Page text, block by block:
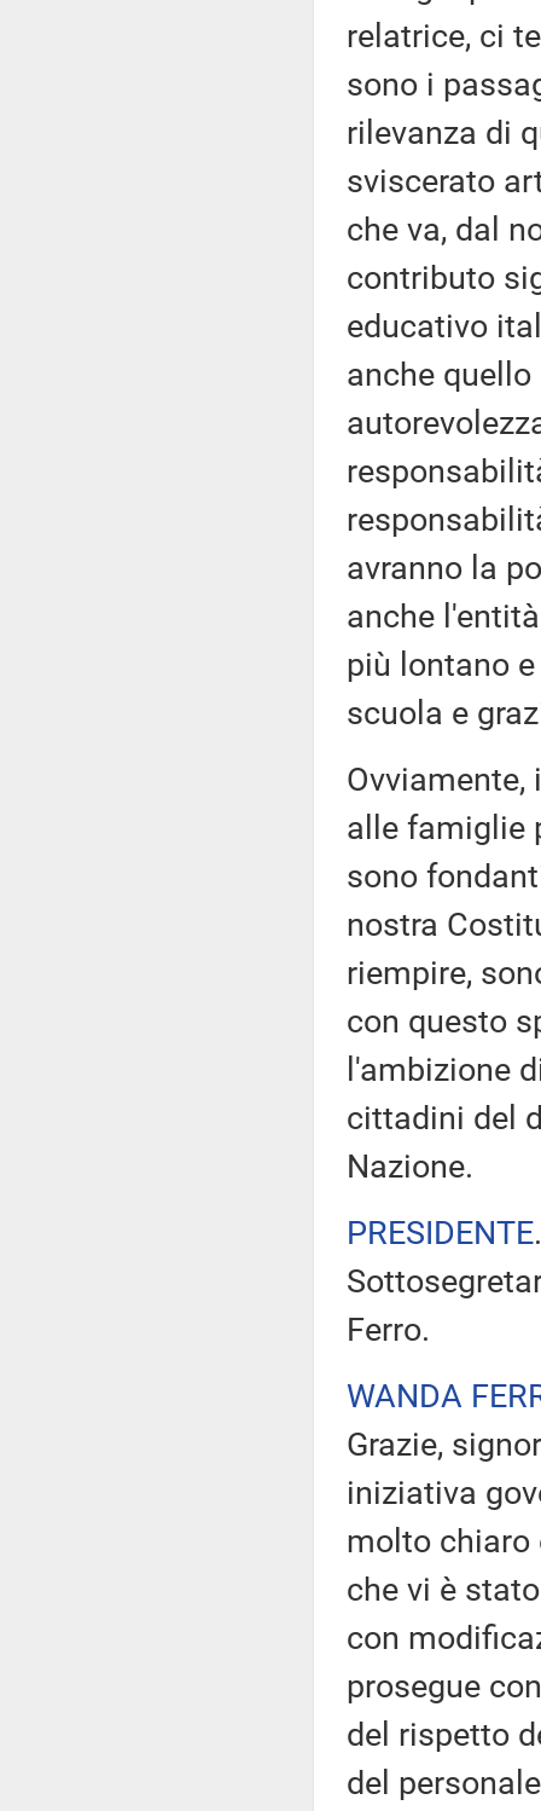
relatrice, ci
sono i
rilevanza di
sviscerato
che va, dal
contributo
educativo
anche
avranno la
anche
più lontano
scuola e
alle famiglie
sono
nostra
riempire,
con questo
l'ambizione
cittadini del
Nazione.
PRESIDENTE
Ferro.
WANDA
Grazie,
iniziativa
molto
che vi è
con
prosegue
del rispetto
del